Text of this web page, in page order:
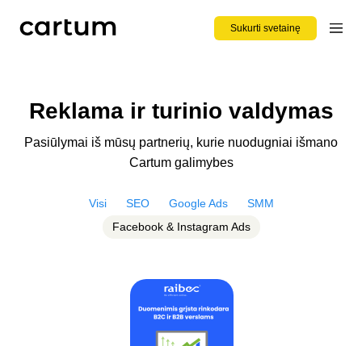
Sukurti svetainę
Reklama ir turinio valdymas
Pasiūlymai iš mūsų partnerių, kurie nuodugniai išmano
Cartum galimybes
Visi SEO Google Ads
SMM
Facebook & Instagram Ads